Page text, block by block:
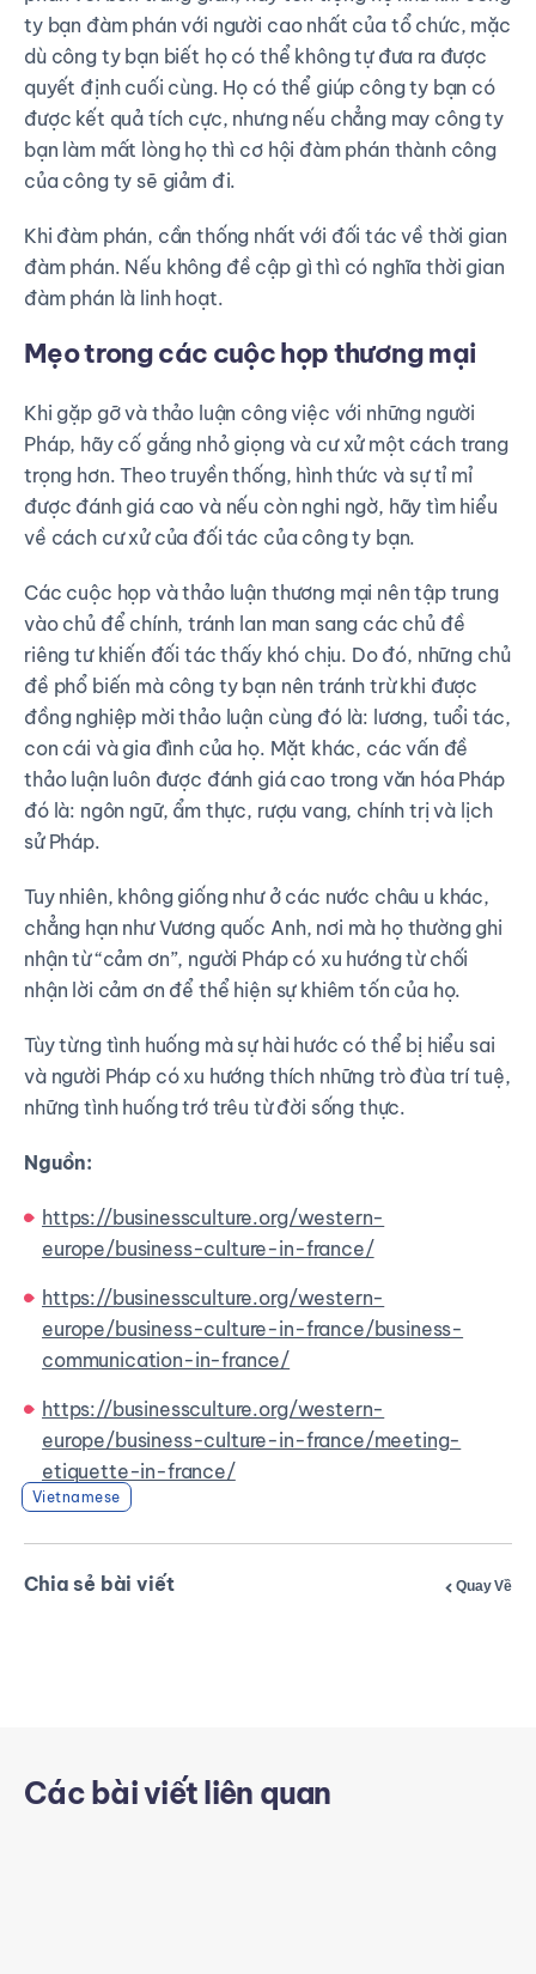
ty bạn đàm phán với người cao nhất của tổ chức, mặc
dù công ty bạn biết họ có thể không tự đưa ra được
quyết định cuối cùng. Họ có thể giúp công ty bạn có
được kết quả tích cực, nhưng nếu chẳng may công ty
bạn làm mất lòng họ thì cơ hội đàm phán thành công
của công ty sẽ giảm đi.
Khi đàm phán, cần thống nhất với đối tác về thời gian
đàm phán. Nếu không đề cập gì thì có nghĩa thời gian
đàm phán là linh hoạt.
Mẹo trong các cuộc họp thương mại
Khi gặp gỡ và thảo luận công việc với những người
Pháp, hãy cố gắng nhỏ giọng và cư xử một cách trang
trọng hơn. Theo truyền thống, hình thức và sự tỉ mỉ
được đánh giá cao và nếu còn nghi ngờ, hãy tìm hiểu
về cách cư xử của đối tác của công ty bạn.
Các cuộc họp và thảo luận thương mại nên tập trung
vào chủ để chính, tránh lan man sang các chủ đề
riêng tư khiến đối tác thấy khó chịu. Do đó, những chủ
đề phổ biến mà công ty bạn nên tránh trừ khi được
đồng nghiệp mời thảo luận cùng đó là: lương, tuổi tác,
con cái và gia đình của họ. Mặt khác, các vấn đề
thảo luận luôn được đánh giá cao trong văn hóa Pháp
đó là: ngôn ngữ, ẩm thực, rượu vang, chính trị và lịch
sử Pháp.
Tuy nhiên, không giống như ở các nước châu u khác,
chẳng hạn như Vương quốc Anh, nơi mà họ thường ghi
nhận từ “cảm ơn”, người Pháp có xu hướng từ chối
nhận lời cảm ơn để thể hiện sự khiêm tốn của họ.
Tùy từng tình huống mà sự hài hước có thể bị hiểu sai
và người Pháp có xu hướng thích những trò đùa trí tuệ,
những tình huống trớ trêu từ đời sống thực.
Nguồn:
https://businessculture.org/western-
europe/business-culture-in-france/
https://businessculture.org/western-
europe/business-culture-in-france/business-
communication-in-france/
https://businessculture.org/western-
europe/business-culture-in-france/meeting-
etiquette-in-france/
Vietnamese
Chia sẻ bài viết Quay Về
Các bài viết liên quan